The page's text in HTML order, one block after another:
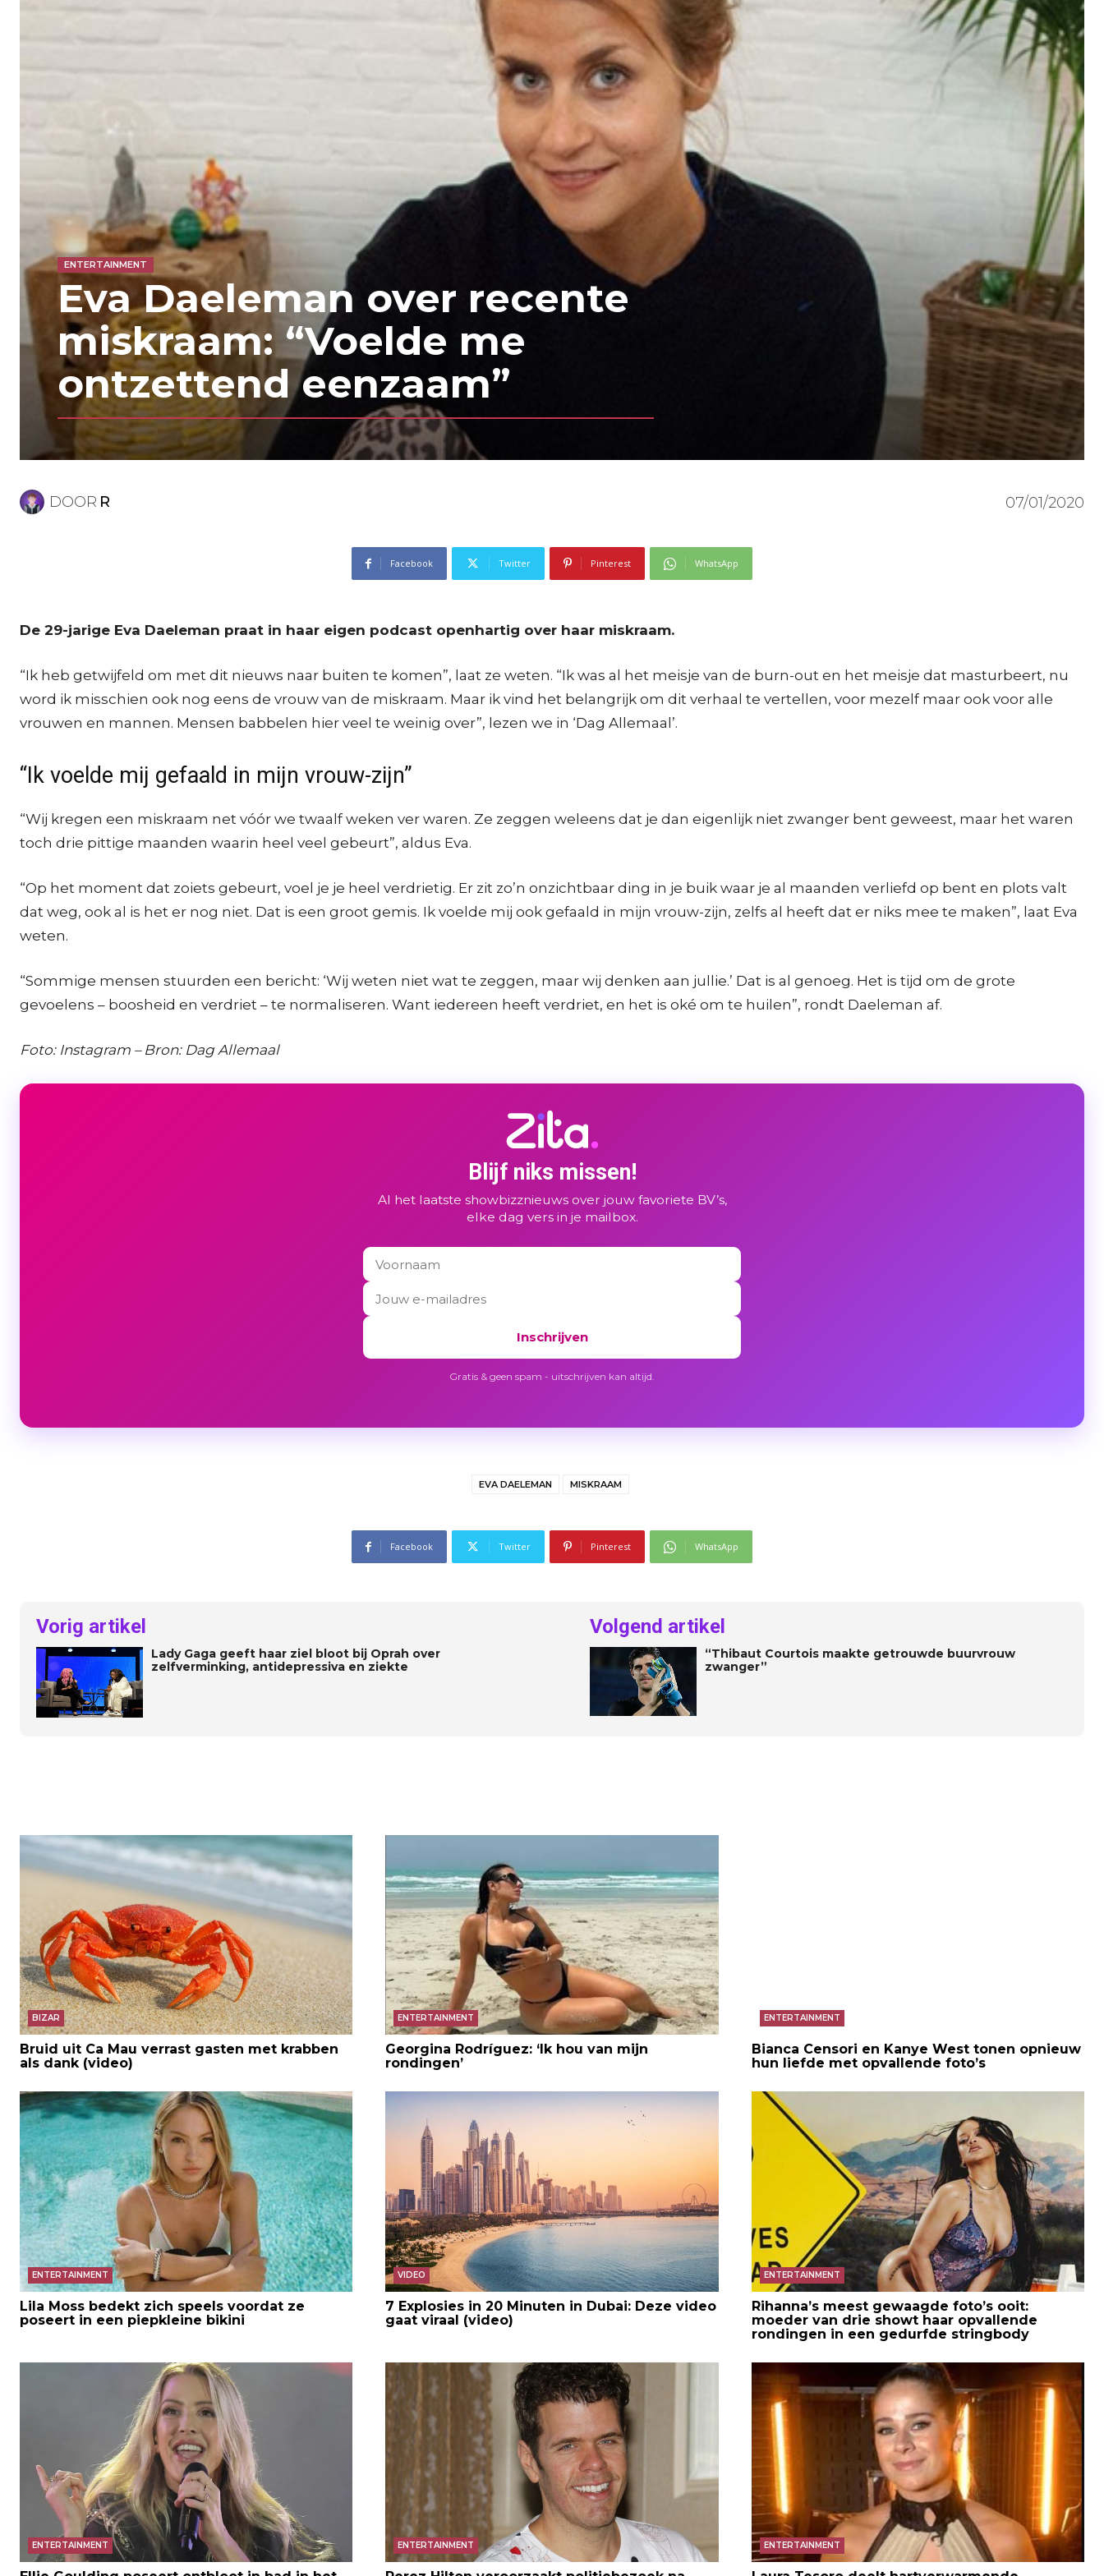
ENTERTAINMENT
Eva Daeleman over recente
miskraam: “Voelde me
ontzettend eenzaam”
DOOR R 07/01/2020
Facebook Twitter Pinterest WhatsApp
De 29-jarige Eva Daeleman praat in haar eigen podcast openhartig over haar miskraam.
“Ik heb getwijfeld om met dit nieuws naar buiten te komen”, laat ze weten. “Ik was al het meisje van de burn-out en het meisje dat masturbeert, nu
word ik misschien ook nog eens de vrouw van de miskraam. Maar ik vind het belangrijk om dit verhaal te vertellen, voor mezelf maar ook voor alle
vrouwen en mannen. Mensen babbelen hier veel te weinig over”, lezen we in ‘Dag Allemaal’.
“Ik voelde mij gefaald in mijn vrouw-zijn”
“Wij kregen een miskraam net vóór we twaalf weken ver waren. Ze zeggen weleens dat je dan eigenlijk niet zwanger bent geweest, maar het waren
toch drie pittige maanden waarin heel veel gebeurt”, aldus Eva.
“Op het moment dat zoiets gebeurt, voel je je heel verdrietig. Er zit zo’n onzichtbaar ding in je buik waar je al maanden verliefd op bent en plots valt
dat weg, ook al is het er nog niet. Dat is een groot gemis. Ik voelde mij ook gefaald in mijn vrouw-zijn, zelfs al heeft dat er niks mee te maken”, laat Eva
weten.
“Sommige mensen stuurden een bericht: ‘Wij weten niet wat te zeggen, maar wij denken aan jullie.’ Dat is al genoeg. Het is tijd om de grote
gevoelens – boosheid en verdriet – te normaliseren. Want iedereen heeft verdriet, en het is oké om te huilen”, rondt Daeleman af.
Foto: Instagram – Bron: Dag Allemaal
Blijf niks missen!
Al het laatste showbizznieuws over jouw favoriete BV’s,
elke dag vers in je mailbox.
Inschrijven
Gratis & geen spam - uitschrijven kan altijd.
EVA DAELEMAN MISKRAAM
Facebook Twitter Pinterest WhatsApp
Vorig artikel
Lady Gaga geeft haar ziel bloot bij Oprah over
zelfverminking, antidepressiva en ziekte
Volgend artikel
“Thibaut Courtois maakte getrouwde buurvrouw
zwanger”
BIZAR
Bruid uit Ca Mau verrast gasten met krabben
als dank (video)
ENTERTAINMENT
Georgina Rodríguez: ‘Ik hou van mijn
rondingen’
ENTERTAINMENT
Bianca Censori en Kanye West tonen opnieuw
hun liefde met opvallende foto’s
ENTERTAINMENT
Lila Moss bedekt zich speels voordat ze
poseert in een piepkleine bikini
VIDEO
7 Explosies in 20 Minuten in Dubai: Deze video
gaat viraal (video)
ENTERTAINMENT
Rihanna’s meest gewaagde foto’s ooit:
moeder van drie showt haar opvallende
rondingen in een gedurfde stringbody
ENTERTAINMENT ENTERTAINMENT ENTERTAINMENT